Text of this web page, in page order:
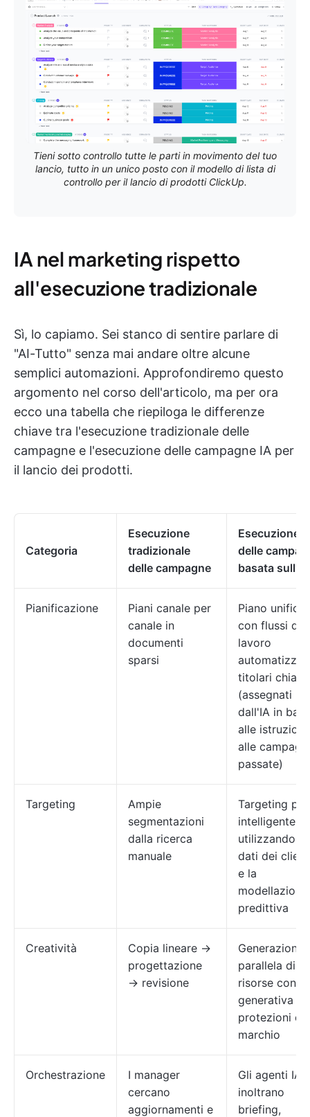
Tieni sotto controllo tutte le parti in movimento del tuo
lancio, tutto in un unico posto con il modello di lista di
controllo per il lancio di prodotti ClickUp.
IA nel marketing rispetto
all'esecuzione tradizionale
Sì, lo capiamo. Sei stanco di sentire parlare di
"AI-Tutto" senza mai andare oltre alcune
semplici automazioni. Approfondiremo questo
argomento nel corso dell'articolo, ma per ora
ecco una tabella che riepiloga le differenze
chiave tra l'esecuzione tradizionale delle
campagne e l'esecuzione delle campagne IA per
il lancio dei prodotti.
Categoria
Esecuzione
tradizionale
delle campagne
Esecuzione
delle
basata sull'IA
Pianificazione
Piani canale per
canale in
documenti
sparsi
Piano
con flussi di
lavoro
titolari chiari
(assegnati
dall'IA in base
alle istruzioni
alle
passate)
Targeting
Ampie
segmentazioni
dalla ricerca
manuale
Targeting più
intelligente
utilizzando i
dati dei
e la
modellazione
predittiva
Creatività
Copia lineare →
progettazione
→ revisione
Generazione
parallela di
risorse con IA
generativa e
protezioni del
marchio
Orchestrazione
I manager
cercano
aggiornamenti e
Gli agenti IA
inoltrano
briefing,